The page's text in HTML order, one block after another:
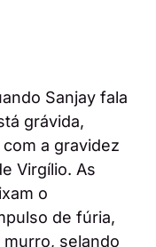
Sanjay fala
grávida,
a gravidez
Virgílio. As
o
de fúria,
murro, selando